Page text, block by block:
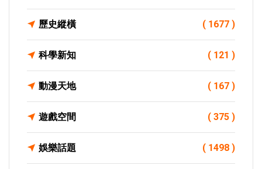
歷史縱橫 ( 1677 )
科學新知 ( 121 )
動漫天地 ( 167 )
遊戲空間 ( 375 )
娛樂話題 ( 1498 )